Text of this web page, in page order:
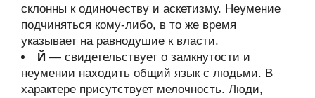
склонны к одиночеству и аскетизму. Неумение
подчиняться кому-либо, в то же время
указывает на равнодушие к власти.
Й — свидетельствует о замкнутости и
неумении находить общий язык с людьми. В
характере присутствует мелочность. Люди,